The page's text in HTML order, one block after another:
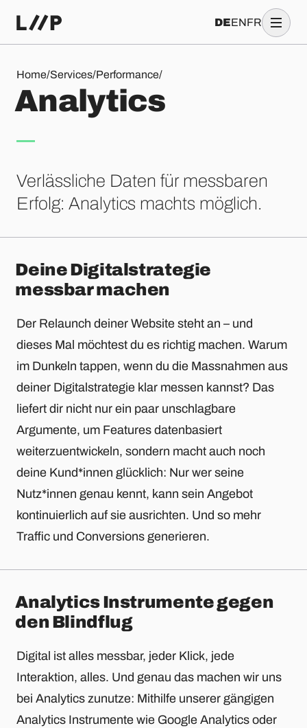
DEENFR
Home/Services/Performance/
Analytics
Analytics
Verlässliche Daten für messbaren
Erfolg: Analytics machts möglich.
Deine Digitalstrategie
messbar machen
Der Relaunch deiner Website steht an – und
dieses Mal möchtest du es richtig machen. Warum
im Dunkeln tappen, wenn du die Massnahmen aus
deiner Digitalstrategie klar messen kannst? Das
liefert dir nicht nur ein paar unschlagbare
Argumente, um Features datenbasiert
weiterzuentwickeln, sondern macht auch noch
deine Kund*innen glücklich: Nur wer seine
Nutz*innen genau kennt, kann sein Angebot
kontinuierlich auf sie ausrichten. Und so mehr
Traffic und Conversions generieren.
Analytics Instrumente gegen
den Blindflug
Digital ist alles messbar, jeder Klick, jede
Interaktion, alles. Und genau das machen wir uns
bei Analytics zunutze: Mithilfe unserer gängigen
Analytics Instrumente wie Google Analytics oder